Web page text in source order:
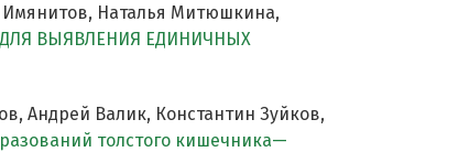
Имянитов, Наталья Митюшкина,
ДЛЯ ВЫЯВЛЕНИЯ ЕДИНИЧНЫХ
Андрей Валик, Константин Зуйков,
толстого кишечника—